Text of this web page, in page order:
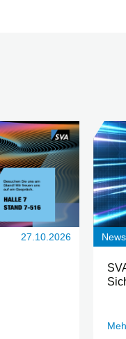
27.10.2026 News